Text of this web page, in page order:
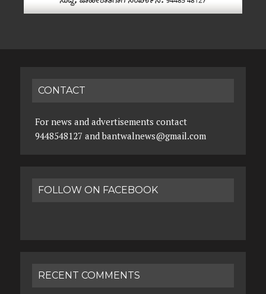
CONTACT
For news and advertisements contact
9448548127 and bantwalnews@gmail.com
FOLLOW ON FACEBOOK
RECENT COMMENTS